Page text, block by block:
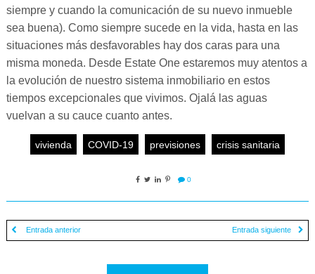
siempre y cuando la comunicación de su nuevo inmueble
sea buena). Como siempre sucede en la vida, hasta en las
situaciones más desfavorables hay dos caras para una
misma moneda. Desde Estate One estaremos muy atentos a
la evolución de nuestro sistema inmobiliario en estos
tiempos excepcionales que vivimos. Ojalá las aguas
vuelvan a su cauce cuanto antes.
vivienda COVID-19 previsiones crisis sanitaria
0
Entrada anterior Entrada siguiente